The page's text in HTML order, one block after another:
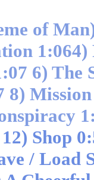
of
1:064)
6) The
8)
12) Shop
/ Load